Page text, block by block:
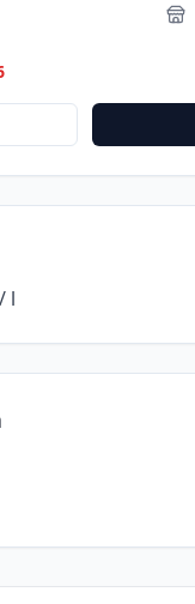
l